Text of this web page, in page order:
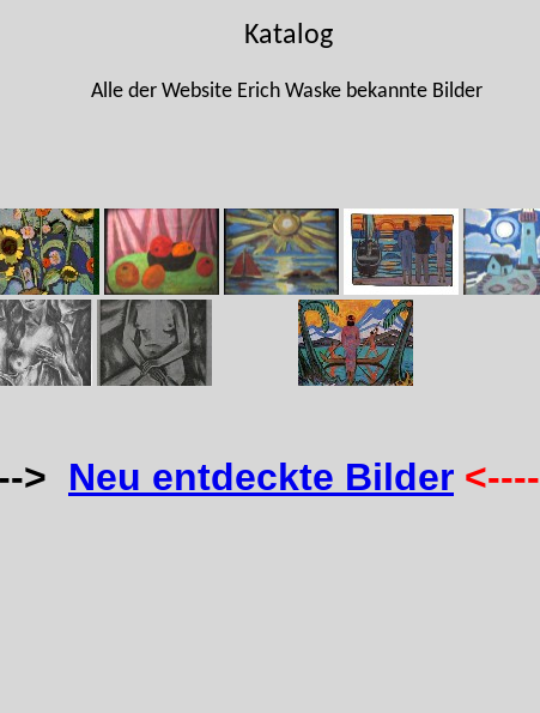
Katalog
Alle der Website Erich Waske bekannte Bilder
> Neu entdeckte Bilder <----